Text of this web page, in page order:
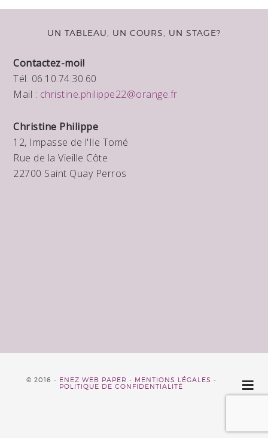
UN TABLEAU, UN COURS, UN STAGE?
Contactez-moi!
Tél. 06.10.74.30.60
Mail : christine.philippe22@orange.fr
Christine Philippe
12, Impasse de l'Ile Tomé
Rue de la Vieille Côte
22700 Saint Quay Perros
© 2016 - ENEZ WEB PAPER - MENTIONS LÉGALES -
POLITIQUE DE CONFIDENTIALITÉ